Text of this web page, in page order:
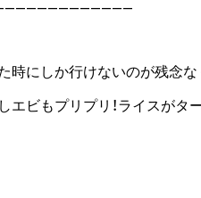
時にしか行けないのが残念な
エビもプリプリ！ライスがタ